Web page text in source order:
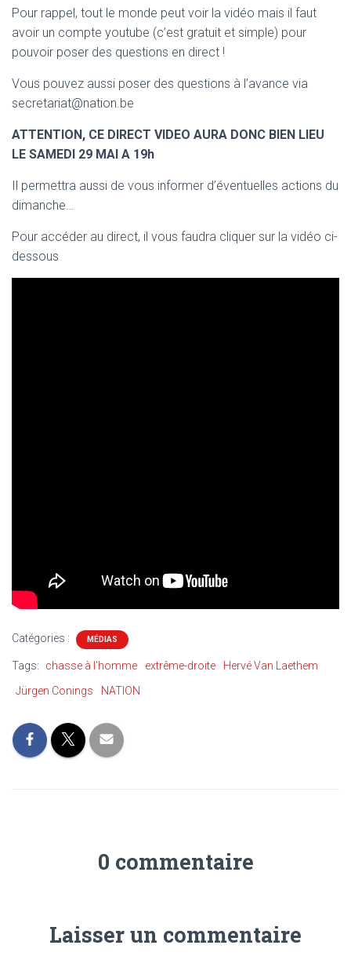
Pour rappel, tout le monde peut voir la vidéo mais il faut
avoir un compte youtube (c’est gratuit et simple) pour
pouvoir poser des questions en direct !
Vous pouvez aussi poser des questions à l’avance via
secretariat@nation.be
ATTENTION, CE DIRECT VIDEO AURA DONC BIEN LIEU
LE SAMEDI 29 MAI A 19h
Il permettra aussi de vous informer d’éventuelles actions du
dimanche…
Pour accéder au direct, il vous faudra cliquer sur la vidéo ci-
dessous
Catégories : MÉDIAS
Tags: chasse à l'homme extrême-droite
Hervé Van Laethem
Jürgen Conings
NATION
0 commentaire
Laisser un commentaire